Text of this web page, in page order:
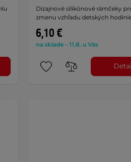
Dizajnové silikónové rámčeky
zmenu vzhľadu detských
6,10 €
na sklade – 11.8. u Vás